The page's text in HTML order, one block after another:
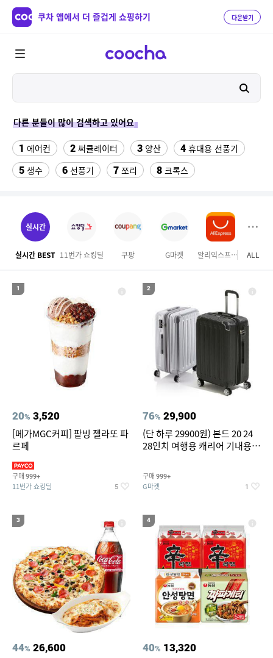
쿠차 앱에서 더 즐겁게 쇼핑하기 다운받기
다른 분들이 많이 검색하고 있어요
1 에어컨 2 써큘레이터 3 양산 4 휴대용 선풍기
5 생수 6 선풍기 7 쪼리 8 크록스
12 여자라인 댄스복
14 다이소C타입 to HDMI 미러링 케이블 대나무돗자리
16 포켓몬 카드 17 뱀부3겹대나무화장지 18 가디건
성인용세발자전거중고
ALL
실시간
실시간 BEST 11번가 쇼킹딜 쿠팡 G마켓 알리익스프레스 홈앤
1
20% 3,520
[메가MGC커피] 팥빙 젤라또 파
르페
구매 999+
11번가 쇼킹딜 5
2
76% 29,900
(단 하루 29900원) 본드 20 24
28인치 여행용 캐리어 기내용
(20%쿠폰)
구매 999+
G마켓 1
3
44% 26,600
4
40% 13,320